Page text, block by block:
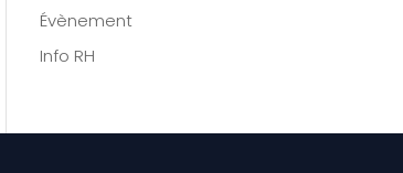
Évènement
Info RH